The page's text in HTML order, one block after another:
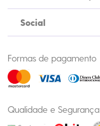
Social
Formas de pagamento
Qualidade e Segurança